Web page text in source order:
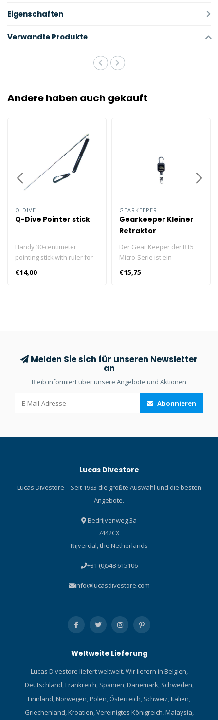
Eigenschaften
Verwandte Produkte
Andere haben auch gekauft
Q-DIVE
Q-Dive Pointer stick
Handy 30-centimeter
pointing stick with ruler for
underwater use. Including
spiral cord and fastening
€14,00
GEARKEEPER
Gearkeeper Kleiner
Retraktor
Der Gear Keeper der RT5
Micro-Serie ist ein
kleines/leichtes Paket mit
einer starken
€15,75
Melden Sie sich für unseren Newsletter
an
Bleib informiert über unsere Angebote und Aktionen
Abonnieren
Lucas Divestore
Lucas Divestore – Seit 1983 die größte Auswahl und die besten
Angebote.
Bedrijvenweg 3a
7442CX
Nijverdal, the Netherlands
+31 (0)548 615106
info@lucasdivestore.com
Weltweite Lieferung
Lucas Divestore liefert weltweit. Wir liefern in Belgien,
Deutschland, Frankreich, Spanien, Dänemark, Schweden,
Finnland, Norwegen, Polen, Österreich, Schweiz, Italien,
Griechenland, Kroatien, Vereinigtes Königreich, Malaysia,